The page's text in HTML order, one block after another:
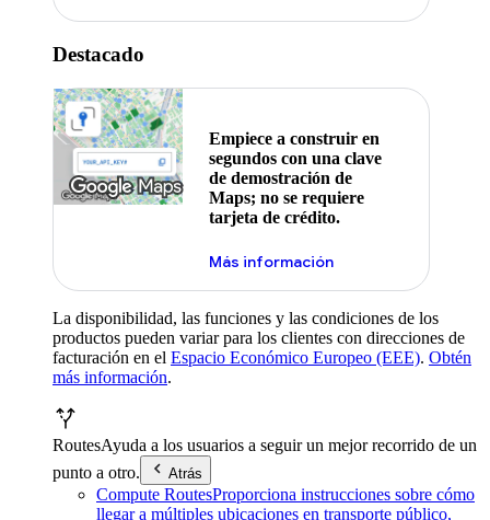
Destacado
Empiece a construir en
segundos con una clave
de demostración de
Maps; no se requiere
tarjeta de crédito.
Más información
La disponibilidad, las funciones y las condiciones de los
productos pueden variar para los clientes con direcciones de
facturación en el Espacio Económico Europeo (EEE). Obtén
más información.
RoutesAyuda a los usuarios a seguir un mejor recorrido de un
punto a otro.
Atrás
Compute RoutesProporciona instrucciones sobre cómo
llegar a múltiples ubicaciones en transporte público,